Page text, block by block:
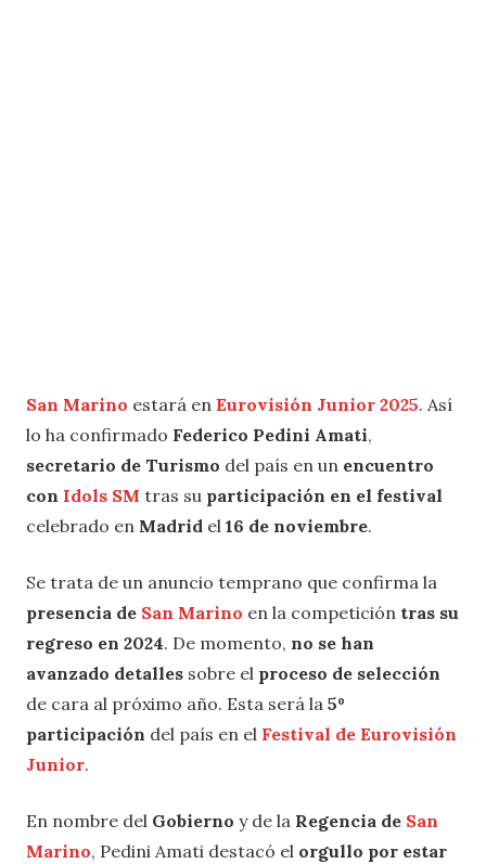
San Marino estará en Eurovisión Junior 2025. Así
lo ha confirmado Federico Pedini Amati,
secretario de Turismo del país en un encuentro
con Idols SM tras su participación en el festival
celebrado en Madrid el 16 de noviembre.
Se trata de un anuncio temprano que confirma la
presencia de San Marino en la competición tras su
regreso en 2024. De momento, no se han
avanzado detalles sobre el proceso de selección
de cara al próximo año. Esta será la 5º
participación del país en el Festival de Eurovisión
Junior.
En nombre del Gobierno y de la Regencia de San
Marino, Pedini Amati destacó el orgullo por estar